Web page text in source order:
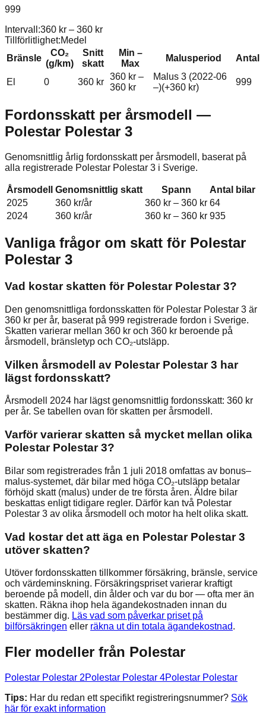
999
Intervall:360 kr – 360 kr
Tillförlitlighet:Medel
Bränsle
CO₂
(g/km)
Snitt
skatt
Min –
Max
Malusperiod Antal
El 0 360 kr
360 kr –
360 kr
Malus 3 (2022-06
–)(+360 kr)
999
Fordonsskatt per årsmodell —
Polestar Polestar 3
Genomsnittlig årlig fordonsskatt per årsmodell, baserat på
alla registrerade Polestar Polestar 3 i Sverige.
Årsmodell Genomsnittlig skatt Spann
Antal bilar
2025
360 kr/år 360 kr – 360 kr 64
2024
360 kr/år 360 kr – 360 kr 935
Vanliga frågor om skatt för Polestar
Polestar 3
Vad kostar skatten för Polestar Polestar 3?
Den genomsnittliga fordonsskatten för Polestar Polestar 3 är
360 kr per år, baserat på 999 registrerade fordon i Sverige.
Skatten varierar mellan 360 kr och 360 kr beroende på
årsmodell, bränsletyp och CO₂-utsläpp.
Vilken årsmodell av Polestar Polestar 3 har
lägst fordonsskatt?
Årsmodell 2024 har lägst genomsnittlig fordonsskatt: 360 kr
per år. Se tabellen ovan för skatten per årsmodell.
Varför varierar skatten så mycket mellan olika
Polestar Polestar 3?
Bilar som registrerades från 1 juli 2018 omfattas av bonus–
malus-systemet, där bilar med höga CO₂-utsläpp betalar
förhöjd skatt (malus) under de tre första åren. Äldre bilar
beskattas enligt tidigare regler. Därför kan två Polestar
Polestar 3 av olika årsmodell och motor ha helt olika skatt.
Vad kostar det att äga en Polestar Polestar 3
utöver skatten?
Utöver fordonsskatten tillkommer försäkring, bränsle, service
och värdeminskning. Försäkringspriset varierar kraftigt
beroende på modell, din ålder och var du bor — ofta mer än
skatten. Räkna ihop hela ägandekostnaden innan du
bestämmer dig. Läs vad som påverkar priset på
bilförsäkringen eller räkna ut din totala ägandekostnad.
Fler modeller från Polestar
Polestar Polestar 2Polestar Polestar 4Polestar Polestar
Tips: Har du redan ett specifikt registreringsnummer? Sök
här för exakt information